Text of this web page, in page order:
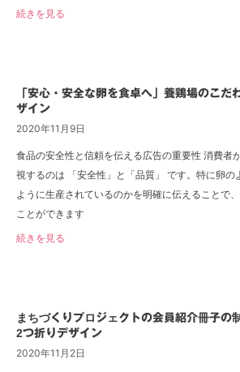
続きを見る
「安心・安全な卵を食卓へ」養鶏場のこだ
ザイン
2020年11月9日
食品の安全性と信頼を伝える広告の重要性 消費者
視するのは 「安全性」と「品質」 です。特に卵の
ように生産されているのかを明確に伝えることで
ことができます
続きを見る
まちづくりプロジェクトの会員紹介冊子の
2つ折りデザイン
2020年11月2日